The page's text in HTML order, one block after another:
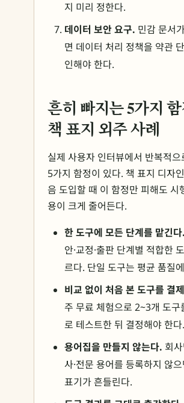
지 미리 정한다.
데이터 보안 요구. 민감 문서
면 데이터 처리 정책을 약관
인해야 한다.
흔히 빠지는 5가지
책 표지 외주 사례
실제 사용자 인터뷰에서 반복적으
5가지 함정이 있다. 책 표지 디자
음 도입할 때 이 함정만 피해도 시
용이 크게 줄어든다.
한 도구에 모든 단계를 맡긴다.
안·교정·출판 단계별 적합한
르다. 단일 도구는 평균 품질
비교 없이 처음 본 도구를 결
주 무료 체험으로 2~3개 도구
로 테스트한 뒤 결정해야 한다.
용어집을 만들지 않는다. 회
사·전문 용어를 등록하지 않
표기가 흔들린다.